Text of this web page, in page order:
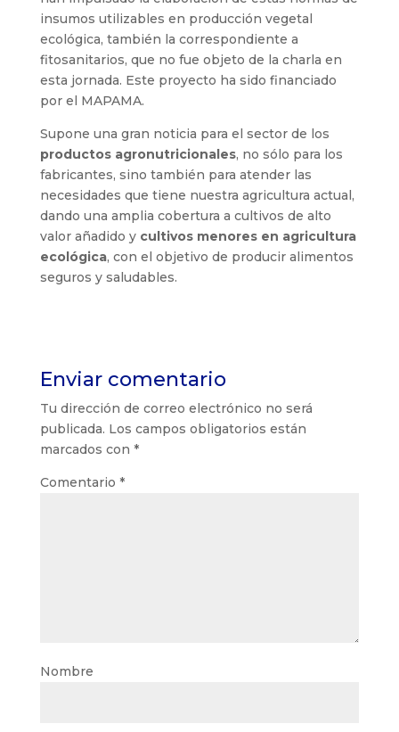
insumos utilizables en producción vegetal
ecológica, también la correspondiente a
fitosanitarios, que no fue objeto de la charla en
esta jornada. Este proyecto ha sido financiado
por el MAPAMA.
Supone una gran noticia para el sector de los
productos agronutricionales, no sólo para los
fabricantes, sino también para atender las
necesidades que tiene nuestra agricultura actual,
dando una amplia cobertura a cultivos de alto
valor añadido y cultivos menores en agricultura
ecológica, con el objetivo de producir alimentos
seguros y saludables.
Enviar comentario
Tu dirección de correo electrónico no será
publicada. Los campos obligatorios están
marcados con *
Comentario *
Nombre